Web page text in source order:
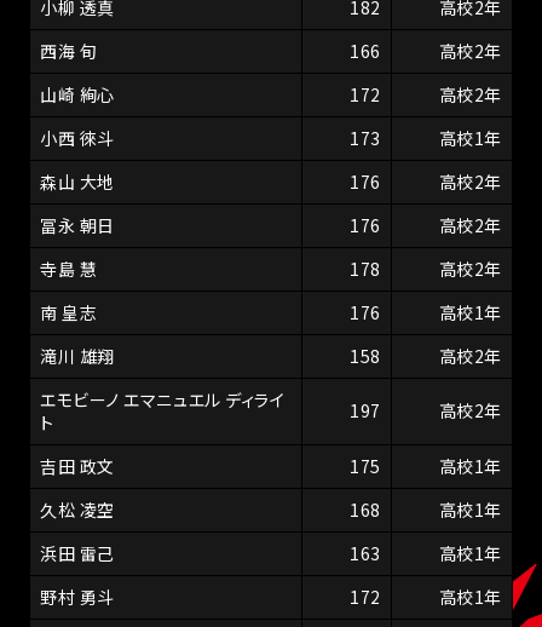
小柳 透真 182
高校2年
西海 旬
166
高校2年
山崎 絢心
172
高校2年
小西 徠斗
173
高校1年
森山 大地
176
高校2年
冨永 朝日
176
高校2年
寺島 慧
178
高校2年
南 皇志
176
高校1年
滝川 雄翔
158
高校2年
エモビーノ エマニュエル ディライ
ト
197 高校2年
吉田 政文 175
高校1年
久松 凌空
168
高校1年
浜田 雷己
163
高校1年
野村 勇斗
172
高校1年